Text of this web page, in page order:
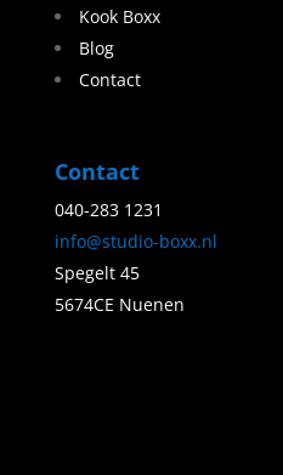
Kook Boxx
Blog
Contact
Contact
040-283 1231
info@studio-boxx.nl
Spegelt 45
5674CE Nuenen